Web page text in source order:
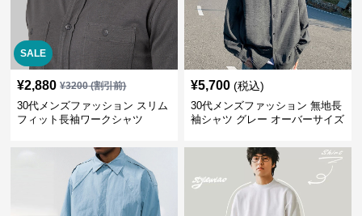
SALE
¥2,880 ¥3200(割引前)
30代メンズファッション スリム
フィット長袖ワークシャツ
¥5,700 (税込)
30代メンズファッション 無地長
袖シャツ グレー オーバーサイズ